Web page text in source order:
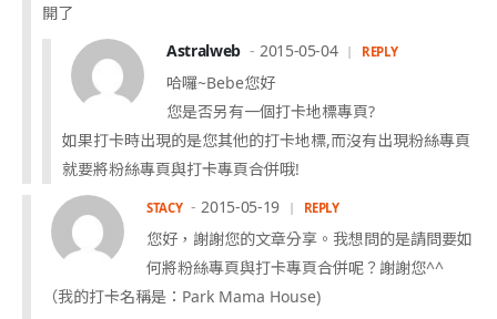
開了
Astralweb
2015-05-04 REPLY
哈囉~Bebe您好
您是否另有一個打卡地標專頁?
如果打卡時出現的是您其他的打卡地標,而沒有出現粉絲專頁
就要將粉絲專頁與打卡專頁合併哦!
STACY 2015-05-19 REPLY
您好，謝謝您的文章分享。我想問的是請問要如
何將粉絲專頁與打卡專頁合併呢？謝謝您^^
（我的打卡名稱是：Park Mama House)